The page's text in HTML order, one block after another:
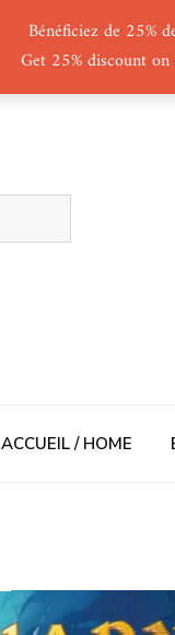
Bénéficiez de 25%
Get 25% discount
ACCUEIL / HOME